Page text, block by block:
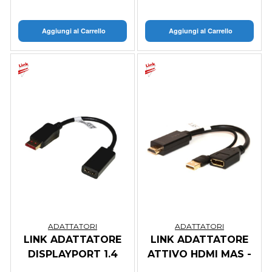
Aggiungi al Carrello Aggiungi al Carrello
ADATTATORI
LINK ADATTATORE
DISPLAYPORT 1.4
ADATTATORI
LINK ADATTATORE
ATTIVO HDMI MAS -